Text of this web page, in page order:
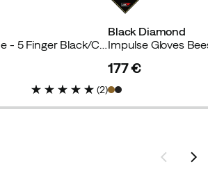
Women's Voss Czone - 5 Finger Black/Cork
(2)
Black Diamond
Impulse Gloves
price
177 €